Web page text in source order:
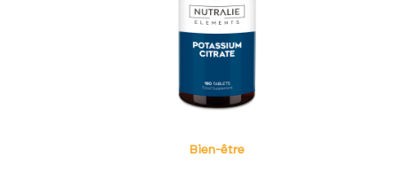
Bien-être